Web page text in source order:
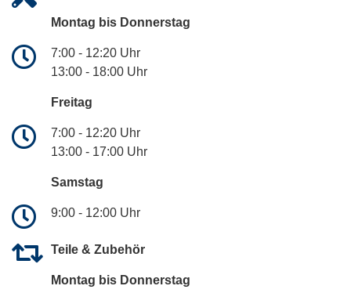
Montag bis Donnerstag
7:00 - 12:20 Uhr
13:00 - 18:00 Uhr
Freitag
7:00 - 12:20 Uhr
13:00 - 17:00 Uhr
Samstag
9:00 - 12:00 Uhr
Teile & Zubehör
Montag bis Donnerstag